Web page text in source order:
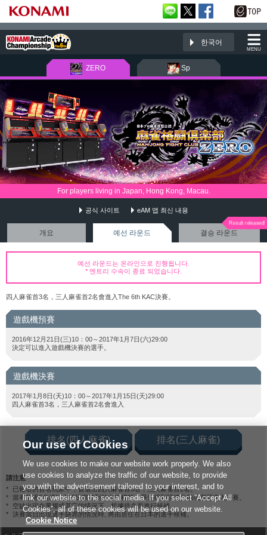
MENU
한국어
ZERO Sp
麻雀格闘倶楽部
For players living in Japan, Hong Kong, Macau.
공식 사이트 eAM 앱 최신 내용
개요 예선 라운드 결승 라운드
예선 라운드는 온라인으로 진행됩니다.
* 엔트리 수속이 종료 되었습니다.
四人麻雀首3名，三人麻雀首2名會進入The 6th KAC決賽。
遊戲機預賽
2016年12月21日(三)10：00～2017年1月7日(六)29:00
決定可以進入遊戲機決賽的選手。
遊戲機決賽
2017年1月8日(天)10：00～2017年1月15日(天)29:00
四人麻雀首3名，三人麻雀首2名會進入
排名(四人麻雀) 排名(三人麻雀)
請注意
已報名的首名玩家中，會選出四人麻雀首3名，三人麻雀首2名。
當有超過2名或以上的玩家並列於出線權時，最先得到該總分的玩家可進入決賽。
空缺出現在棄權或其它的情況下，根據排名而進行候補。
決賽當日出現選手缺席的情況時, 將由居住在日本的選手候補。
Our use of Cookies
We use cookies to make our website work properly. We also
use cookies to analyze the traffic of our website, to provide
you with the advertisement tailored to your interest, and to
link our website to the social media. If you select “Accept All
Cookies”, all of these cookies will be used on our website.
Cookie Notice